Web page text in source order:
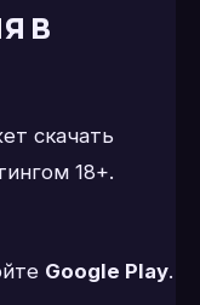
в
скачать
18+.
Google Play.